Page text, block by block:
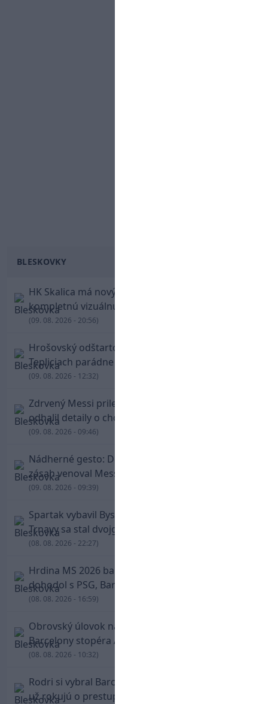
BLESKOVKY
HK Skalica má nový znak. Klub predstavil
kompletnú vizuálnu identitu
(09. 08. 2026 - 20:56)
Hrošovský odštartoval šialenú prestrelku! V
Tepliciach parádne skóroval už v prvej minúte
(09. 08. 2026 - 12:32)
Zdrvený Messi priletel do Argentíny, denník
odhalil detaily o chorobe jeho otca
(09. 08. 2026 - 09:46)
Nádherné gesto: De Paul po góle odhalil dres,
zásah venoval Messimu po strate otca
(09. 08. 2026 - 09:39)
Spartak vybavil Bystricu za pár minút: Hrdinom
Trnavy sa stal dvojgólový Polťák
(08. 08. 2026 - 22:27)
Hrdina MS 2026 balí kufre! Ferran Torres sa
dohodol s PSG, Barcelona mu brániť nebude
(08. 08. 2026 - 16:59)
Obrovský úlovok na Anfielde: Liverpool získal z
Barcelony stopéra Arauja
(08. 08. 2026 - 10:32)
Rodri si vybral Barcelonu a odmietol Real. Kluby
už rokujú o prestupovej čiastke